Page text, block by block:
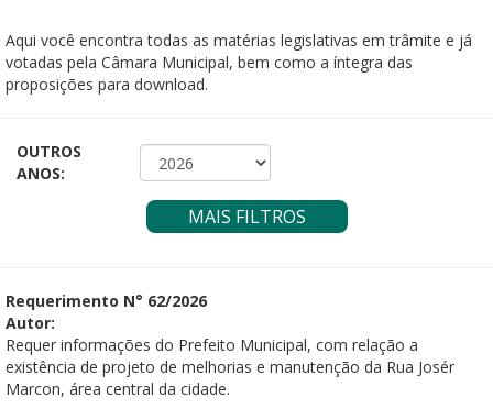
Aqui você encontra todas as matérias legislativas em trâmite e já
votadas pela Câmara Municipal, bem como a íntegra das
proposições para download.
OUTROS
ANOS:
MAIS FILTROS
Requerimento N° 62/2026
Autor:
Requer informações do Prefeito Municipal, com relação a
existência de projeto de melhorias e manutenção da Rua Josér
Marcon, área central da cidade.